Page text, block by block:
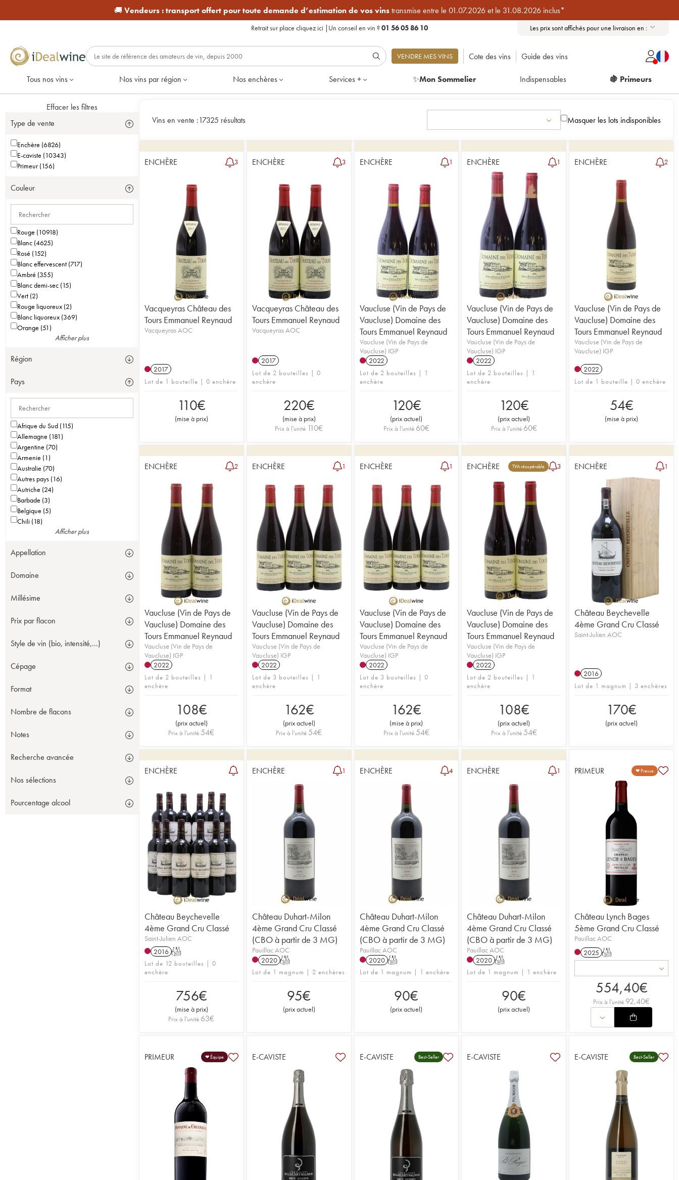
🚚 Vendeurs :transport offert pour toute demande d’estimation de vos vinstransmise entre le 01.07.2026 et le 31.08.2026 inclus*
Retrait sur place cliquez ici | Un conseil en vin ?01 56 05 86 10 Les prix sont affichés pour une livraison en :
VENDRE MES VINS Cote des vins Guide des vins
Tous nos vins Nos vins par région Nos enchères Services + ✨Mon Sommelier Indispensables 🍇 Primeurs
Effacer les filtres
Type de vente
Enchère (6826)
E-caviste (10343)
Primeur (156)
Couleur
Rouge (10918)
Blanc (4625)
Rosé (152)
Blanc effervescent (717)
Ambré (355)
Blanc demi-sec (15)
Vert (2)
Rouge liquoreux (2)
Blanc liquoreux (369)
Orange (51)
Afficher plus
Région
Pays
Afrique du Sud (115)
Allemagne (181)
Argentine (70)
Armenie (1)
Australie (70)
Autres pays (16)
Autriche (24)
Barbade (3)
Belgique (5)
Chili (18)
Afficher plus
Appellation
Domaine
Millésime
Prix par flacon
Style de vin (bio, intensité,...)
Cépage
Format
Nombre de flacons
Notes
Recherche avancée
Nos sélections
Pourcentage alcool
Vins en vente :17325 résultats Masquer les lots indisponibles
ENCHÈRE 3
Vacqueyras Château des
Tours Emmanuel Reynaud
Vacqueyras AOC
2017
Lot de 1 bouteille | 0 enchère
110€
(mise à prix)
ENCHÈRE 3
Vacqueyras Château des
Tours Emmanuel Reynaud
Vacqueyras AOC
2017
Lot de 2 bouteilles | 0
enchère
220€
(mise à prix)
Prix à l'unité 110€
ENCHÈRE 1
Vaucluse (Vin de Pays de
Vaucluse) Domaine des
Tours Emmanuel Reynaud
Vaucluse (Vin de Pays de
Vaucluse) IGP
2022
Lot de 2 bouteilles | 1
enchère
120€
(prix actuel)
Prix à l'unité 60€
ENCHÈRE 1
Vaucluse (Vin de Pays de
Vaucluse) Domaine des
Tours Emmanuel Reynaud
Vaucluse (Vin de Pays de
Vaucluse) IGP
2022
Lot de 2 bouteilles | 1
enchère
120€
(prix actuel)
Prix à l'unité 60€
ENCHÈRE 2
Vaucluse (Vin de Pays de
Vaucluse) Domaine des
Tours Emmanuel Reynaud
Vaucluse (Vin de Pays de
Vaucluse) IGP
2022
Lot de 1 bouteille | 0 enchère
54€
(mise à prix)
ENCHÈRE 2
Vaucluse (Vin de Pays de
Vaucluse) Domaine des
Tours Emmanuel Reynaud
Vaucluse (Vin de Pays de
Vaucluse) IGP
2022
Lot de 2 bouteilles | 1
enchère
108€
(prix actuel)
Prix à l'unité 54€
ENCHÈRE 1
Vaucluse (Vin de Pays de
Vaucluse) Domaine des
Tours Emmanuel Reynaud
Vaucluse (Vin de Pays de
Vaucluse) IGP
2022
Lot de 3 bouteilles | 1
enchère
162€
(prix actuel)
Prix à l'unité 54€
ENCHÈRE 1
Vaucluse (Vin de Pays de
Vaucluse) Domaine des
Tours Emmanuel Reynaud
Vaucluse (Vin de Pays de
Vaucluse) IGP
2022
Lot de 3 bouteilles | 0
enchère
162€
(mise à prix)
Prix à l'unité 54€
ENCHÈRE TVA récupérable 3
Vaucluse (Vin de Pays de
Vaucluse) Domaine des
Tours Emmanuel Reynaud
Vaucluse (Vin de Pays de
Vaucluse) IGP
2022
Lot de 2 bouteilles | 1
enchère
108€
(prix actuel)
Prix à l'unité 54€
ENCHÈRE 1
Château Beychevelle
4ème Grand Cru Classé
Saint-Julien AOC
2016
Lot de 1 magnum | 3 enchères
170€
(prix actuel)
ENCHÈRE
Château Beychevelle
4ème Grand Cru Classé
Saint-Julien AOC
2016 T
Lot de 12 bouteilles | 0
enchère
756€
(mise à prix)
Prix à l'unité 63€
ENCHÈRE 1
Château Duhart-Milon
4ème Grand Cru Classé
(CBO à partir de 3 MG)
Pauillac AOC
2020 T
Lot de 1 magnum | 2 enchères
95€
(prix actuel)
ENCHÈRE 4
Château Duhart-Milon
4ème Grand Cru Classé
(CBO à partir de 3 MG)
Pauillac AOC
2020 T
Lot de 1 magnum | 1 enchère
90€
(prix actuel)
ENCHÈRE 1
Château Duhart-Milon
4ème Grand Cru Classé
(CBO à partir de 3 MG)
Pauillac AOC
2020 T
Lot de 1 magnum | 1 enchère
90€
(prix actuel)
PRIMEUR ❤ Presse
Château Lynch Bages
5ème Grand Cru Classé
Pauillac AOC
2025 T
554,40€
Prix à l'unité 92,40€
PRIMEUR ❤ Équipe E-CAVISTE E-CAVISTE Best-Seller E-CAVISTE E-CAVISTE Best-Seller